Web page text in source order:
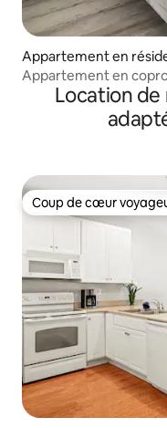
Appartement en
h
Appartement en
L'ensemble du linge
Location de
Coup de cœur
Coup de cœur